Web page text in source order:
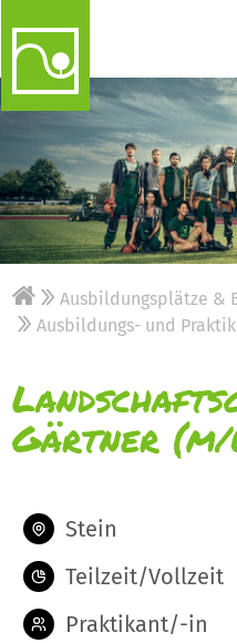
Ausbildungsplätze &
Ausbildungs- und
Gärtner (m/
Stein
Teilzeit/Vollzeit
Praktikant/-in